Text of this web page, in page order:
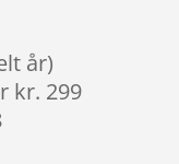
år)
kr. 299